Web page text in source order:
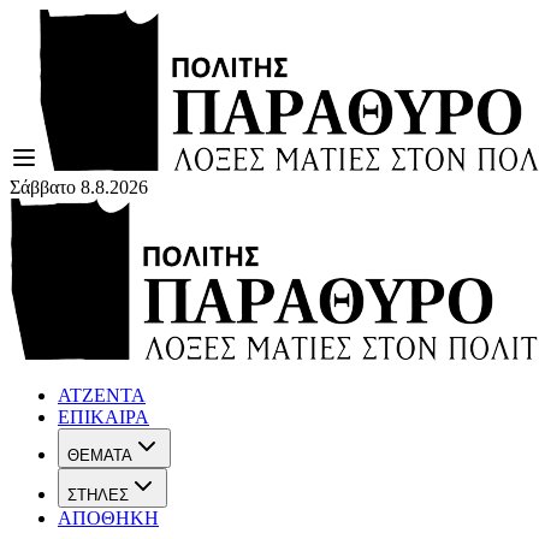
Σάββατο 8.8.2026
ΑΤΖΕΝΤΑ
ΕΠΙΚΑΙΡΑ
ΘΕΜΑΤΑ
ΣΤΗΛΕΣ
ΑΠΟΘΗΚΗ